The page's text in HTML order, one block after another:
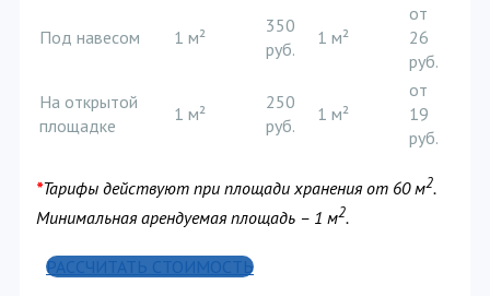
Под навесом 1 м²
350
руб.
1 м²
от
26
руб.
На открытой
площадке
1 м²
250
руб.
1 м²
от
19
руб.
*Тарифы действуют при площади хранения от 60 м2.
Минимальная арендуемая площадь – 1 м2.
РАССЧИТАТЬ СТОИМОСТЬ